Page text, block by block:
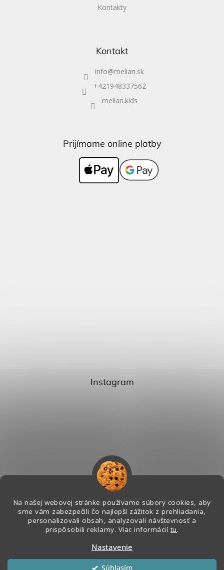
Na našej webovej stránke používame súbory cookies, aby
sme vám zabezpečili čo najlepší zážitok z prehliadania,
personalizovali obsah, analyzovali návštevnosť a
prispôsobili reklamy. Viac informácií tu.
Nastavenie
Súhlasím
Kontakty
Kontakt
info@melian.sk
+421948337562
melian.kids
Prijímame online platby
Instagram
Sledovať na Instagrame